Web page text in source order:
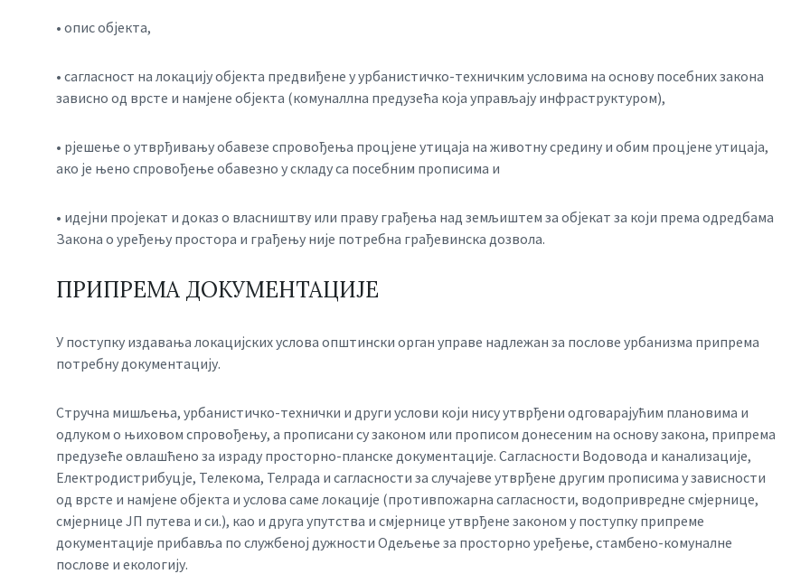
• опис објекта,
• сагласност на локацију објекта предвиђене у урбанистичко-техничким условима на основу посебних закона
зависно од врсте и намјене објекта (комуналлна предузећа која управљају инфраструктуром),
• рјешење о утврђивању обавезе спровођења процјене утицаја на животну средину и обим процјене утицаја,
ако је њено спровођење обавезно у складу са посебним прописима и
• идејни пројекат и доказ о власништву или праву грађења над земљиштем за објекат за који према одредбама
Закона о уређењу простора и грађењу није потребна грађевинска дозвола.
ПРИПРЕМА ДОКУМЕНТАЦИЈЕ
У поступку издавања локацијских услова општински орган управе надлежан за послове урбанизма припрема
потребну документацију.
Стручна мишљења, урбанистичко-технички и други услови који нису утврђени одговарајућим плановима и
одлуком о њиховом спровођењу, а прописани су законом или прописом донесеним на основу закона, припрема
предузеће овлашћено за израду просторно-планске документације. Сагласности Водовода и канализације,
Електродистрибуцје, Телекома, Телрада и сагласности за случајеве утврђене другим прописима у зависности
од врсте и намјене објекта и услова саме локације (противпожарна сагласности, водопривредне смјернице,
смјернице ЈП путева и си.), као и друга упутства и смјернице утврђене законом у поступку припреме
документације прибавља по службеној дужности Одељење за просторно уређење, стамбено-комуналне
послове и екологију.